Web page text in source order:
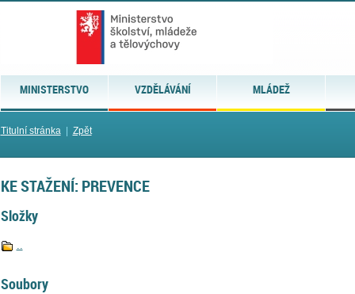
MINISTERSTVO VZDĚLÁVÁNÍ MLÁDEŽ
Titulní stránka| Zpět
KE STAŽENÍ: PREVENCE
Složky
..
Soubory